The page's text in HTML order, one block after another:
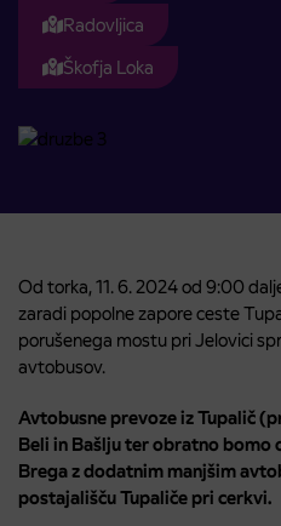
Radovljica
Škofja Loka
Od torka, 11. 6. 2024 od 9:00
zaradi popolne zapore ceste
porušenega mostu pri Jelovici
avtobusov.
Avtobusne prevoze iz Tupalič
Beli in Bašlju ter obratno
Brega z dodatnim manjšim
postajališču Tupaliče pri cerkvi.